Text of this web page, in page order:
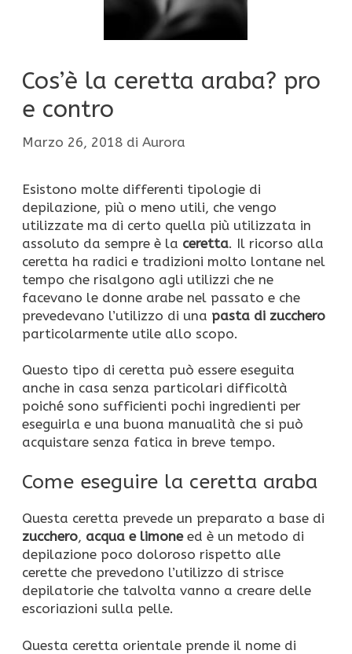
Cos’è la ceretta araba? pro
e contro
Marzo 26, 2018 di Aurora
Esistono molte differenti tipologie di
depilazione, più o meno utili, che vengo
utilizzate ma di certo quella più utilizzata in
assoluto da sempre è la ceretta. Il ricorso alla
ceretta ha radici e tradizioni molto lontane nel
tempo che risalgono agli utilizzi che ne
facevano le donne arabe nel passato e che
prevedevano l’utilizzo di una pasta di zucchero
particolarmente utile allo scopo.
Questo tipo di ceretta può essere eseguita
anche in casa senza particolari difficoltà
poiché sono sufficienti pochi ingredienti per
eseguirla e una buona manualità che si può
acquistare senza fatica in breve tempo.
Come eseguire la ceretta araba
Questa ceretta prevede un preparato a base di
zucchero, acqua e limoneed è un metodo di
depilazione poco doloroso rispetto alle
cerette che prevedono l’utilizzo di strisce
depilatorie che talvolta vanno a creare delle
escoriazioni sulla pelle.
Questa ceretta orientale prende il nome di